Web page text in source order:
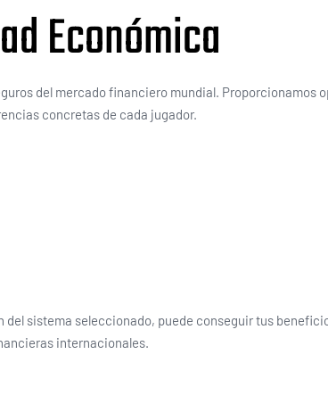
Económica
del mercado financiero mundial. Proporcionamos
concretas de cada jugador.
sistema seleccionado, puede conseguir tus
internacionales.